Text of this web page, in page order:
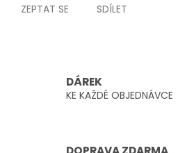
ZEPTAT SE SDÍLET
DÁREK
KE KAŽDÉ OBJEDNÁVCE